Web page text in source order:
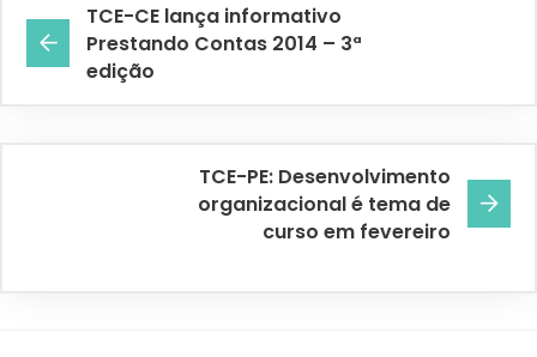
TCE-CE lança informativo
Prestando Contas 2014 – 3ª
edição
TCE-PE: Desenvolvimento
organizacional é tema de
curso em fevereiro